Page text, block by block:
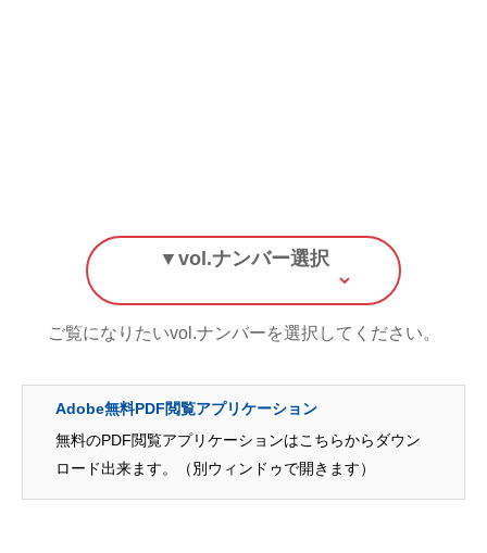
▼vol.ナンバー選択
ご覧になりたいvol.ナンバーを選択してください。
Adobe無料PDF閲覧アプリケーション
無料のPDF閲覧アプリケーションはこちらからダウン
ロード出来ます。（別ウィンドゥで開きます）